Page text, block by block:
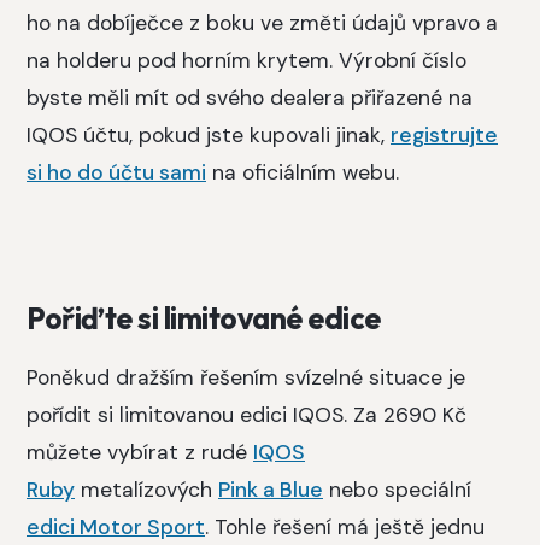
ho na dobíječce z boku ve změti údajů vpravo a
na holderu pod horním krytem. Výrobní číslo
byste měli mít od svého dealera přiřazené na
IQOS účtu, pokud jste kupovali jinak, registrujte
si ho do účtu sami na oficiálním webu.
Pořiďte si limitované edice
Poněkud dražším řešením svízelné situace je
pořídit si limitovanou edici IQOS. Za 2690 Kč
můžete vybírat z rudé IQOS
Ruby metalízových Pink a Blue nebo speciální
edici Motor Sport. Tohle řešení má ještě jednu